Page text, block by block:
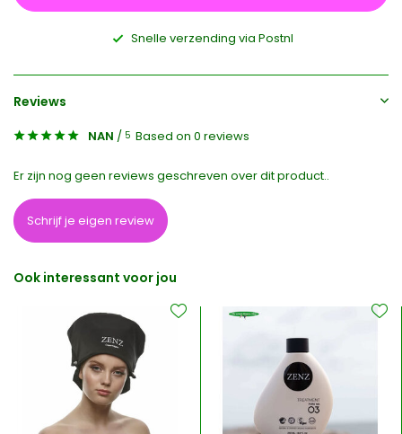
Snelle verzending via Postnl
Reviews
NAN / 5 Based on 0 reviews
Er zijn nog geen reviews geschreven over dit product..
Schrijf je eigen review
Ook interessant voor jou